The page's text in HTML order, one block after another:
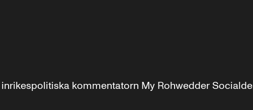
inrikespolitiska kommentatorn My Rohwedder